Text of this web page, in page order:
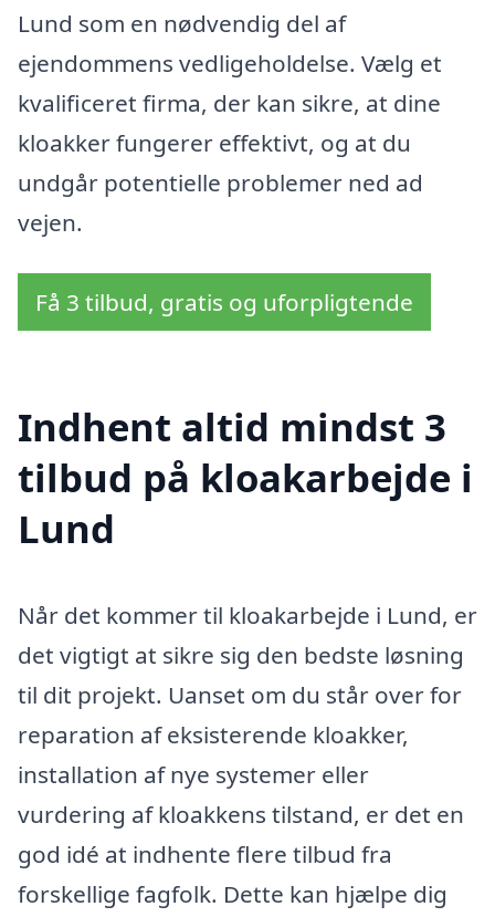
Lund som en nødvendig del af
ejendommens vedligeholdelse. Vælg et
kvalificeret firma, der kan sikre, at dine
kloakker fungerer effektivt, og at du
undgår potentielle problemer ned ad
vejen.
Få 3 tilbud, gratis og uforpligtende
Indhent altid mindst 3
tilbud på kloakarbejde i
Lund
Når det kommer til kloakarbejde i Lund, er
det vigtigt at sikre sig den bedste løsning
til dit projekt. Uanset om du står over for
reparation af eksisterende kloakker,
installation af nye systemer eller
vurdering af kloakkens tilstand, er det en
god idé at indhente flere tilbud fra
forskellige fagfolk. Dette kan hjælpe dig